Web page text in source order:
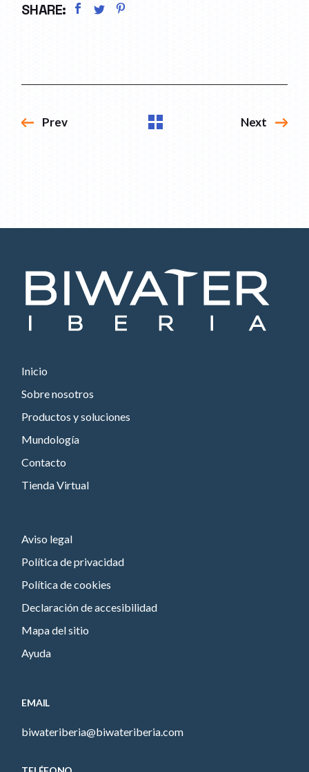
SHARE:
Prev Next
Inicio
Sobre nosotros
Productos y soluciones
Mundología
Contacto
Tienda Virtual
Aviso legal
Política de privacidad
Política de cookies
Declaración de accesibilidad
Mapa del sitio
Ayuda
EMAIL
biwateriberia@biwateriberia.com